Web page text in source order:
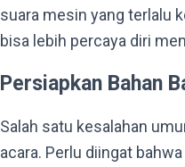
suara mesin yang terlalu
bisa lebih percaya diri
Persiapkan Bahan
Salah satu kesalahan
acara. Perlu diingat